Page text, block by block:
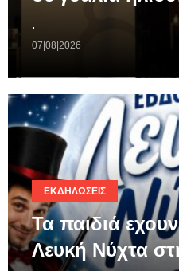
.
07|08|2026
ΕΚΔΗΛΏΣΕΙΣ
Τα παιδιά
Λευκή Νύχτα